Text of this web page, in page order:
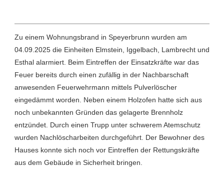
Zu einem Wohnungsbrand in Speyerbrunn wurden am
04.09.2025 die Einheiten Elmstein, Iggelbach, Lambrecht und
Esthal alarmiert. Beim Eintreffen der Einsatzkräfte war das
Feuer bereits durch einen zufällig in der Nachbarschaft
anwesenden Feuerwehrmann mittels Pulverlöscher
eingedämmt worden. Neben einem Holzofen hatte sich aus
noch unbekannten Gründen das gelagerte Brennholz
entzündet. Durch einen Trupp unter schwerem Atemschutz
wurden Nachlöscharbeiten durchgeführt. Der Bewohner des
Hauses konnte sich noch vor Eintreffen der Rettungskräfte
aus dem Gebäude in Sicherheit bringen.